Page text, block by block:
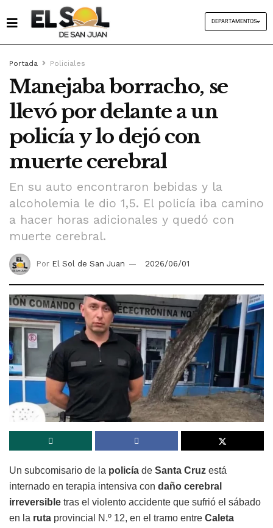
DEPARTAMENTOS
Portada Policiales
Manejaba borracho, se
llevó por delante a un
policía y lo dejó con
muerte cerebral
En su auto encontraron bebidas y la
alcoholemia le dio 1,5. El policía iba camino
a hacer horas adicionales y quedó con
muerte cerebral.
Por El Sol de San Juan 2026/06/01
Un subcomisario de la policía de Santa Cruz está
internado en terapia intensiva con daño cerebral
irreversible tras el violento accidente que sufrió el sábado
en la ruta provincial N.º 12, en el tramo entre Caleta